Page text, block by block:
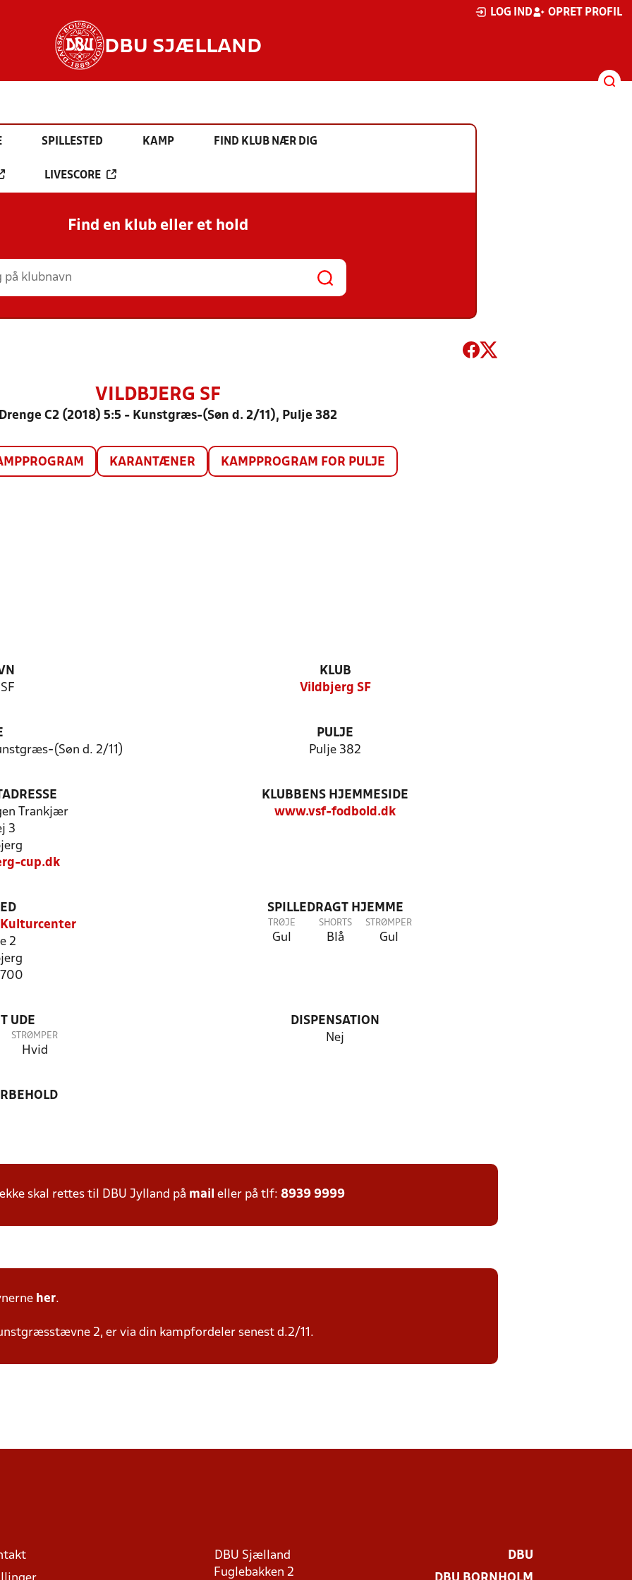
LOG IND OPRET PROFIL
DBU SJÆLLAND
SPILLESTED KAMP FIND KLUB NÆR DIG
LIVESCORE
Find en klub eller et hold
VILDBJERG SF
C2 (2018) 5:5 - Kunstgræs-(Søn d. 2/11), Pulje 382
KARANTÆNER KAMPPROGRAM FOR PULJE
KLUB
Vildbjerg SF
(Søn d. 2/11)
PULJE
Pulje 382
Trankjær
3
cup.dk
KLUBBENS HJEMMESIDE
www.vsf-fodbold.dk
2
SPILLEDRAGT HJEMME
TRØJE
Gul
SHORTS
Blå
STRØMPER
Gul
UDE
STRØMPER
Hvid
DISPENSATION
Nej
skal rettes til DBU Jylland på mail eller på tlf: 8939 9999
her.
2, er via din kampfordeler senest d.2/11.
DBU Sjælland
Fuglebakken 2
DBU